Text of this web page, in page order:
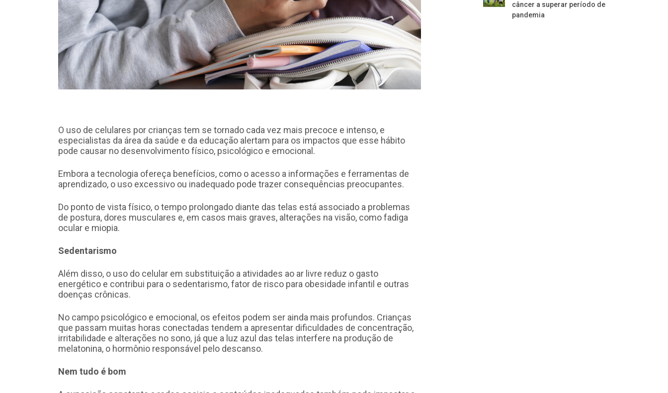
O uso de celulares por crianças tem se tornado cada vez mais precoce e intenso, e
especialistas da área da saúde e da educação alertam para os impactos que esse hábito
pode causar no desenvolvimento físico, psicológico e emocional.
Embora a tecnologia ofereça benefícios, como o acesso a informações e ferramentas de
aprendizado, o uso excessivo ou inadequado pode trazer consequências preocupantes.
Do ponto de vista físico, o tempo prolongado diante das telas está associado a problemas
de postura, dores musculares e, em casos mais graves, alterações na visão, como fadiga
ocular e miopia.
Sedentarismo
Além disso, o uso do celular em substituição a atividades ao ar livre reduz o gasto
energético e contribui para o sedentarismo, fator de risco para obesidade infantil e outras
doenças crônicas.
No campo psicológico e emocional, os efeitos podem ser ainda mais profundos. Crianças
que passam muitas horas conectadas tendem a apresentar dificuldades de concentração,
irritabilidade e alterações no sono, já que a luz azul das telas interfere na produção de
melatonina, o hormônio responsável pelo descanso.
Nem tudo é bom
câncer a superar período de
pandemia